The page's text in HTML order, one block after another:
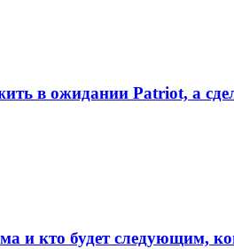
в ожидании Patriot, а
и кто будет следующим,